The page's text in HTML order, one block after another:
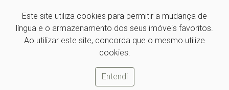
Este site utiliza cookies para permitir a mudança de
língua e o armazenamento dos seus imóveis favoritos.
Ao utilizar este site, concorda que o mesmo utilize
cookies.
Entendi